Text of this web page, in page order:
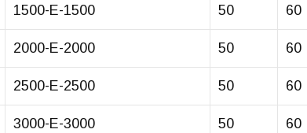
1500-E-1500 50 60
2000-E-2000 50 60
2500-E-2500 50 60
3000-E-3000 50 60